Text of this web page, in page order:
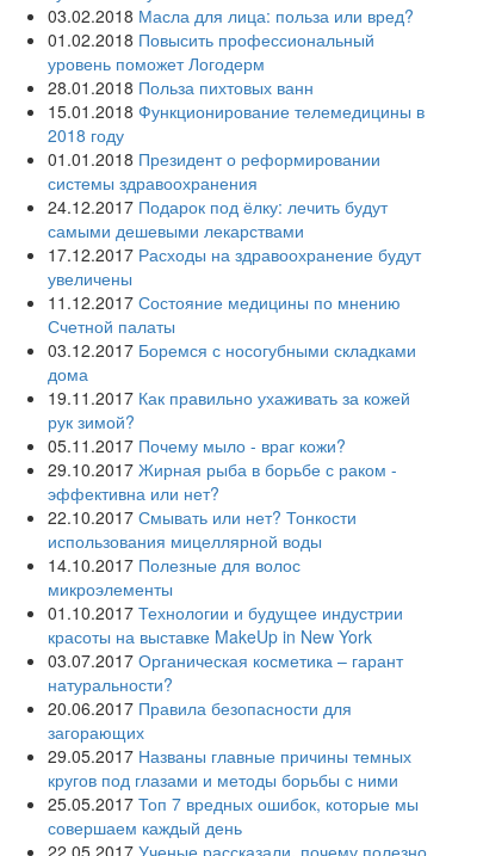
03.02.2018 Масла для лица: польза или вред?
01.02.2018 Повысить профессиональный
уровень поможет Логодерм
28.01.2018 Польза пихтовых ванн
15.01.2018 Функционирование телемедицины в
2018 году
01.01.2018 Президент о реформировании
системы здравоохранения
24.12.2017 Подарок под ёлку: лечить будут
самыми дешевыми лекарствами
17.12.2017 Расходы на здравоохранение будут
увеличены
11.12.2017 Состояние медицины по мнению
Счетной палаты
03.12.2017 Боремся с носогубными складками
дома
19.11.2017 Как правильно ухаживать за кожей
рук зимой?
05.11.2017 Почему мыло - враг кожи?
29.10.2017 Жирная рыба в борьбе с раком -
эффективна или нет?
22.10.2017 Смывать или нет? Тонкости
использования мицеллярной воды
14.10.2017 Полезные для волос
микроэлементы
01.10.2017 Технологии и будущее индустрии
красоты на выставке MakeUp in New York
03.07.2017 Органическая косметика – гарант
натуральности?
20.06.2017 Правила безопасности для
загорающих
29.05.2017 Названы главные причины темных
кругов под глазами и методы борьбы с ними
25.05.2017 Топ 7 вредных ошибок, которые мы
совершаем каждый день
22.05.2017 Ученые рассказали, почему полезно